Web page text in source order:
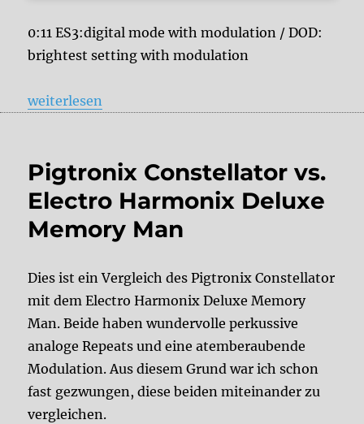
0:11 ES3:digital mode with modulation / DOD:
brightest setting with modulation
„Ibanez Echo Shifter ES3 vs. DOD Rubberneck“
weiterlesen
Pigtronix Constellator vs.
Electro Harmonix Deluxe
Memory Man
Dies ist ein Vergleich des Pigtronix Constellator
mit dem Electro Harmonix Deluxe Memory
Man. Beide haben wundervolle perkussive
analoge Repeats und eine atemberaubende
Modulation. Aus diesem Grund war ich schon
fast gezwungen, diese beiden miteinander zu
vergleichen.